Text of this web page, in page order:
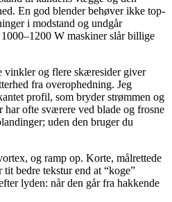
En god blender behøver ikke top-
i modstand og undgår
W maskiner slår billige
vinkler og flere skæresider giver
fra overophedning. Jeg
profil, som bryder strømmen og
har ofte sværere ved blade og frosne
uden den bruger du
og ramp op. Korte, målrettede
bedre tekstur end at “koge”
lyden: når den går fra hakkende